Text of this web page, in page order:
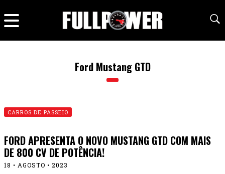
Ford Mustang GTD
CARROS DE PASSEIO
FORD APRESENTA O NOVO MUSTANG GTD COM MAIS
DE 800 CV DE POTÊNCIA!
18 • AGOSTO • 2023